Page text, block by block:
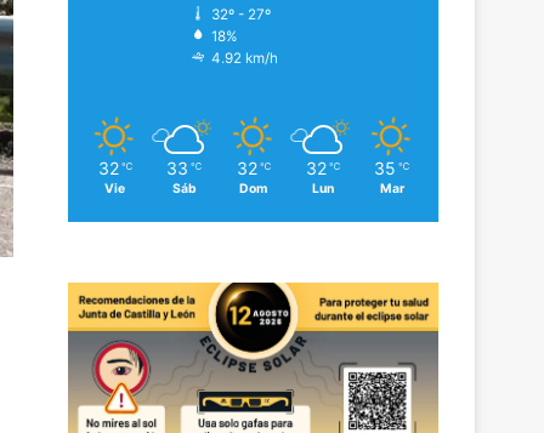
32º - 27º
18%
4.92 km/h
32 ℃
Vie
33 ℃
Sáb
32 ℃
Dom
32 ℃
Lun
35 ℃
Mar